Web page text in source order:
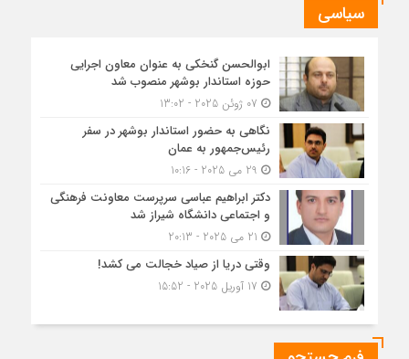
سیاسی
ابوالحسن گنخکی به عنوان معاون اجرایی
حوزه استاندار بوشهر منصوب شد
نگاهی به حضور استاندار بوشهر در سفر
رئیس‌جمهور به عمان
دکتر ابراهیم عباسی سرپرست معاونت فرهنگی
و اجتماعی دانشگاه شیراز شد
وقتی دریا از صیاد خجالت می کشد!